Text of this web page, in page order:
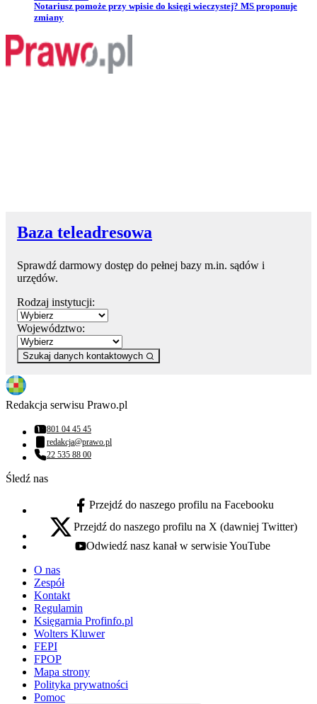
Przejdź do artykułu:
Notariusz pomoże przy wpisie do księgi wieczystej? MS proponuje
zmiany
Baza teleadresowa
Sprawdź darmowy dostęp do pełnej bazy m.in. sądów i
urzędów.
Rodzaj instytucji:
Województwo:
Szukaj danych kontaktowych
Redakcja serwisu Prawo.pl
Numer telefonu:
801 04 45 45
Adres email:
redakcja@prawo.pl
Numer telefonu:
22 535 88 00
Śledź nas
facebook - otwiera się w nowej karcie
Przejdź do naszego profilu na Facebooku
x - otwiera się w nowej karcie
Przejdź do naszego profilu na X (dawniej Twitter)
youtube - otwiera się w nowej karcie
Odwiedź nasz kanał w serwisie YouTube
O nas
Zespół
Kontakt
Regulamin
Księgarnia Profinfo.pl
Wolters Kluwer
FEPI
FPOP
Mapa strony
Polityka prywatności
Pomoc